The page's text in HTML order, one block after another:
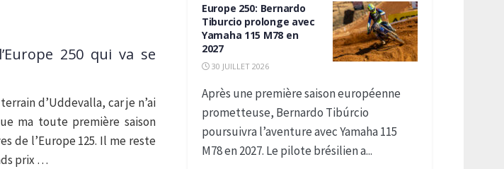
250 qui va se
d’Uddevalla, car je n’ai
ma toute première saison
de l’Europe 125. Il me reste
prix …
Europe 250: Bernardo
Tiburcio prolonge avec
Yamaha 115 M78 en
2027
30 JUILLET 2026
Après une première saison européenne
prometteuse, Bernardo Tibúrcio
poursuivra l’aventure avec Yamaha 115
M78 en 2027. Le pilote brésilien a...